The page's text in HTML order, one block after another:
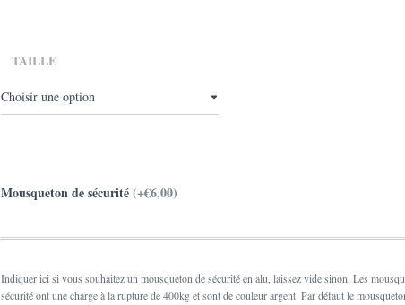
TAILLE
Mousqueton de sécurité(+€6,00)
Indiquer ici si vous souhaitez un mousqueton de sécurité en alu, laissez vide sinon. Les
sécurité ont une charge à la rupture de 400kg et sont de couleur argent. Par défaut le